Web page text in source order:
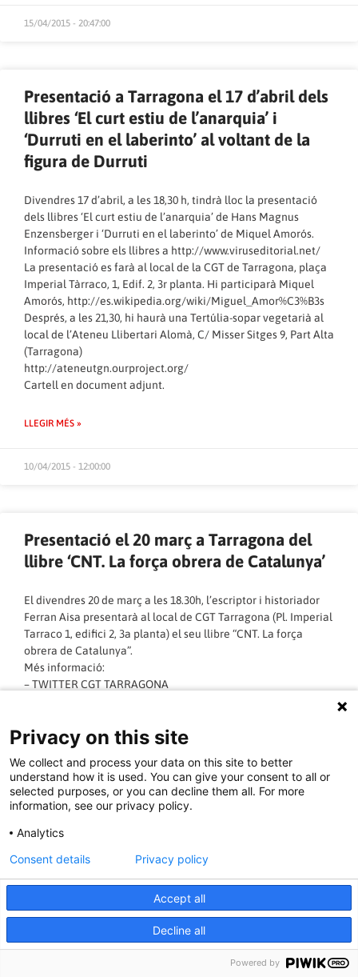
15/04/2015 - 20:47:00
Presentació a Tarragona el 17 d’abril dels
llibres ‘El curt estiu de l’anarquia’ i
‘Durruti en el laberinto’ al voltant de la
figura de Durruti
Divendres 17 d’abril, a les 18,30 h, tindrà lloc la presentació
dels llibres ‘El curt estiu de l’anarquia’ de Hans Magnus
Enzensberger i ‘Durruti en el laberinto’ de Miquel Amorós.
Informació sobre els llibres a http://www.viruseditorial.net/
La presentació es farà al local de la CGT de Tarragona, plaça
Imperial Tàrraco, 1, Edif. 2, 3r planta. Hi participarà Miquel
Amorós, http://es.wikipedia.org/wiki/Miguel_Amor%C3%B3s
Després, a les 21,30, hi haurà una Tertúlia-sopar vegetarià al
local de l’Ateneu Llibertari Alomà, C/ Misser Sitges 9, Part Alta
(Tarragona)
http://ateneutgn.ourproject.org/
Cartell en document adjunt.
LLEGIR MÉS »
10/04/2015 - 12:00:00
Presentació el 20 març a Tarragona del
llibre ‘CNT. La força obrera de Catalunya’
El divendres 20 de març a les 18.30h, l’escriptor i historiador
Ferran Aisa presentarà al local de CGT Tarragona (Pl. Imperial
Tarraco 1, edifici 2, 3a planta) el seu llibre “CNT. La força
obrera de Catalunya”.
Més informació:
–TWITTER CGT TARRAGONA
Ferran Aisa
Editorial Base
Barcelona, 2013
336 pàgines
20 euros
“Esta ciudad (Barcelona) la hemos hecho los trabajadores, la
burguesía nos la ha arrebatado, pero un día la
conquistaremos y será nuestra”.
18/03/2015 - 11:00:00
Privacy on this site
We collect and process your data on this site to better
understand how it is used. You can give your consent to all or
selected purposes, or you can decline them all. For more
information, see our privacy policy.
Analytics
Accept all
Decline all
Consent details Privacy policy
Powered by